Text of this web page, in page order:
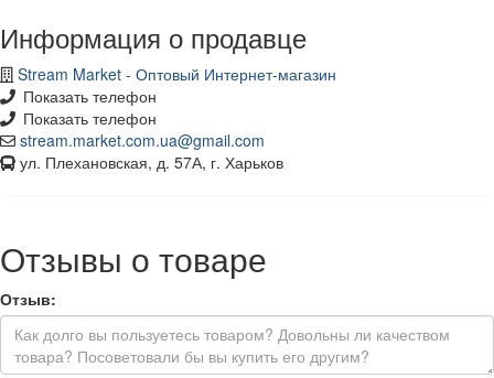
Информация о продавце
Stream Market - Оптовый Интернет-магазин
Показать телефон
Показать телефон
stream.market.com.ua@gmail.com
ул. Плехановская, д. 57А, г. Харьков
Отзывы о товаре
Отзыв: